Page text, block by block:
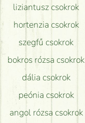
liziantusz csokrok
hortenzia csokrok
szegfű csokrok
bokros rózsa csokrok
dália csokrok
peónia csokrok
angol rózsa csokrok